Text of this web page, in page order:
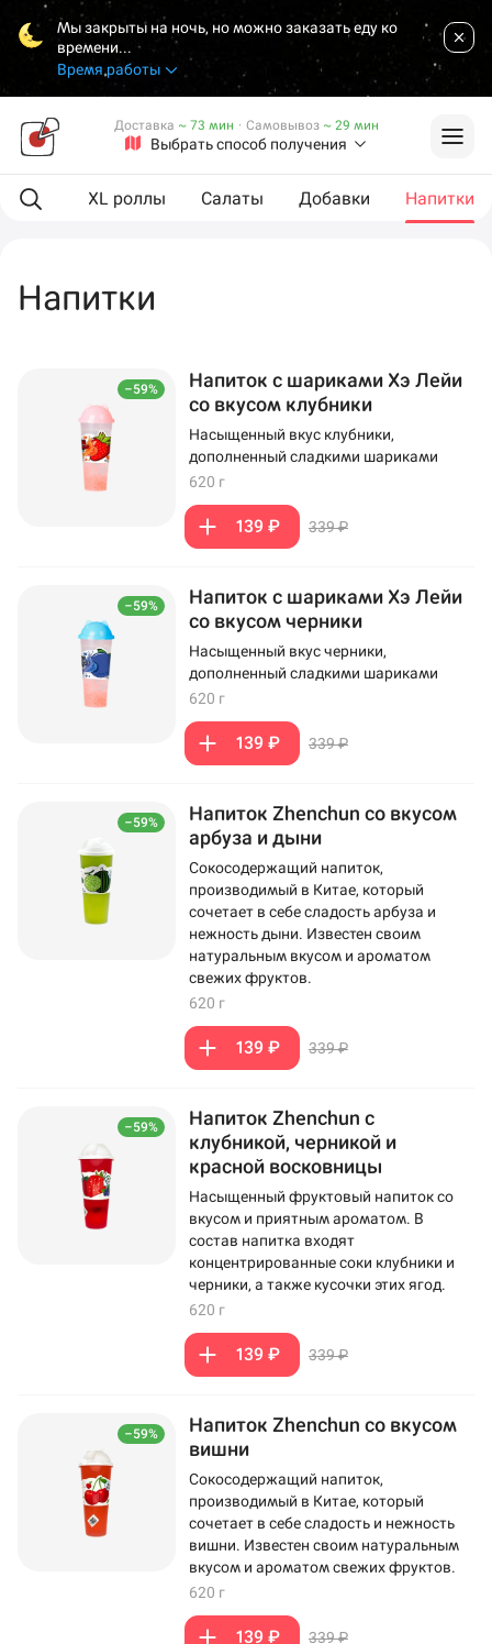
Мы закрыты на ночь, но можно заказать еду ко
времени...
Время работы
Выбрать способ получения
Доставка ~ 73 мин · Самовывоз ~ 29 мин
Роллы XL роллы Салаты Добавки Напитки
Напитки
–59%
Напиток с шариками Хэ Лейи
со вкусом клубники
Насыщенный вкус клубники,
дополненный сладкими шариками
620 г
139 ₽ 339 ₽
–59%
Напиток с шариками Хэ Лейи
со вкусом черники
Насыщенный вкус черники,
дополненный сладкими шариками
620 г
139 ₽ 339 ₽
–59%
Напиток Zhenchun со вкусом
арбуза и дыни
Сокосодержащий напиток,
производимый в Китае, который
сочетает в себе сладость арбуза и
нежность дыни. Известен своим
натуральным вкусом и ароматом
свежих фруктов.
620 г
139 ₽ 339 ₽
–59%
Напиток Zhenchun с
клубникой, черникой и
красной восковницы
Насыщенный фруктовый напиток со
вкусом и приятным ароматом. В
состав напитка входят
концентрированные соки клубники и
черники, а также кусочки этих ягод.
620 г
139 ₽ 339 ₽
–59%
Напиток Zhenchun со вкусом
вишни
Сокосодержащий напиток,
производимый в Китае, который
сочетает в себе сладость и нежность
вишни. Известен своим натуральным
вкусом и ароматом свежих фруктов.
620 г
139 ₽ 339 ₽